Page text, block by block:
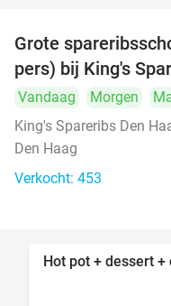
Grote
pers) bij King's
Vandaag Morgen
King's Spareribs Den
Den Haag
Verkocht: 453
Hot pot + dessert